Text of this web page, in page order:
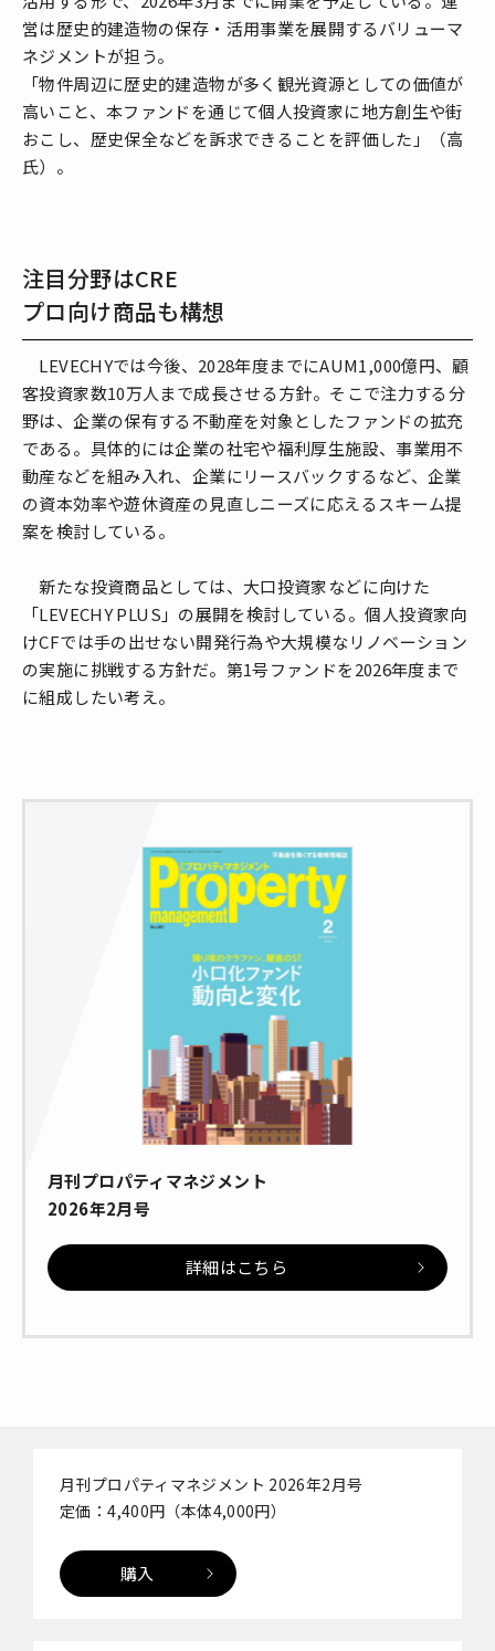
営は歴史的建造物の保存・活用事業を展開するバリューマ
ネジメントが担う。
「物件周辺に歴史的建造物が多く観光資源としての価値が
高いこと、本ファンドを通じて個人投資家に地方創生や街
おこし、歴史保全などを訴求できることを評価した」（高
氏）。
注目分野はCRE
プロ向け商品も構想
LEVECHYでは今後、2028年度までにAUM1,000億円、顧
客投資家数10万人まで成長させる方針。そこで注力する分
野は、企業の保有する不動産を対象としたファンドの拡充
である。具体的には企業の社宅や福利厚生施設、事業用不
動産などを組み入れ、企業にリースバックするなど、企業
の資本効率や遊休資産の見直しニーズに応えるスキーム提
案を検討している。
新たな投資商品としては、大口投資家などに向けた
「LEVECHY PLUS」の展開を検討している。個人投資家向
けCFでは手の出せない開発行為や大規模なリノベーション
の実施に挑戦する方針だ。第1号ファンドを2026年度まで
に組成したい考え。
月刊プロパティマネジメント
2026年2月号
詳細はこちら
月刊プロパティマネジメント 2026年2月号
定価：4,400円（本体4,000円）
購入